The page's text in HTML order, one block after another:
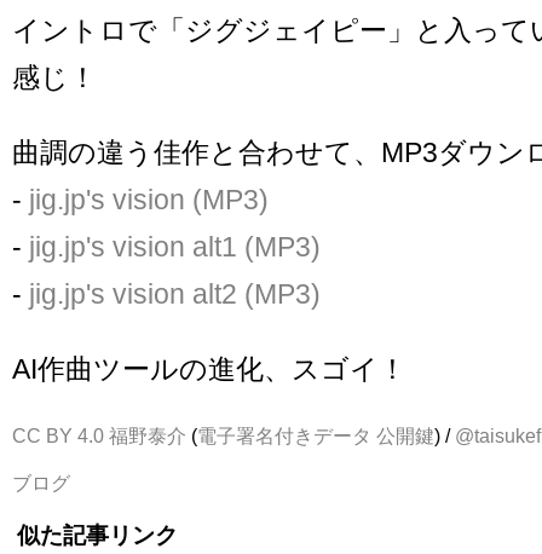
イントロで「ジグジェイピー」と入って
感じ！
曲調の違う佳作と合わせて、MP3ダウン
- jig.jp's vision (MP3)
- jig.jp's vision alt1 (MP3)
- jig.jp's vision alt2 (MP3)
AI作曲ツールの進化、スゴイ！
CC BY 4.0 福野泰介 (電子署名付きデータ 公開鍵) / @taisukef
ブログ
似た記事リンク